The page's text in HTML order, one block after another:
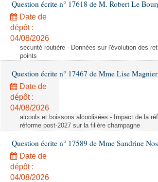
Question écrite n° 17618 de M. Robert Le
Date de
dépôt :
04/08/2026
sécurité routière - Données sur l'évolution des
points
Question écrite n° 17467 de Mme Lise Magnier
Date de
dépôt :
04/08/2026
alcools et boissons alcoolisées - Impact de la
réforme post-2027 sur la filière champagne
Question écrite n° 17589 de Mme Sandrine
Date de
dépôt :
04/08/2026